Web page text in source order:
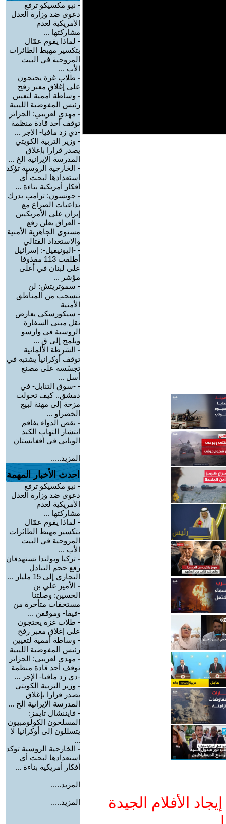
الأفلام الجيدة
- نيو مكسيكو ترفع
دعوى ضد وزارة العدل
الأمريكية لعدم
مشاركتها ...
- لماذا يقوم عمّال
بتكسير مهبط الطائرات
المروحية في البيت
الأب ...
- طلاب غزة يحتجون
على إغلاق معبر رفح
- وساطة أممية لتعيين
رئيس المفوضية الليبية
- مهدي لعريبي: الجزائر
توقف أحد قادة منظمة
-دي زد مافيا- الإجر ...
- وزير التربية الكويتي
يصدر قرارا بإغلاق
المدرسة الإيرانية الخ ...
- الخارجية الروسية تؤكد
استعدادها لبحث أي
أفكار أمريكية بناءة ...
- جونسون: ترامب يدرك
تداعيات الصراع مع
إيران على الأمريكيين
- العراق يعلن رفع
مستوى الجاهزية الأمنية
والاستعداد القتالي
- -اليونيفيل-: إسرائيل
أطلقت 113 مقذوفا
على لبنان في أعلى
مؤشر ...
- سموتريتش: لن
ننسحب من المناطق
الأمنية
- سيكورسكي يعارض
نقل مبنى السفارة
الروسية في وارسو
ويلمح إلى ق ...
- الشرطة الألمانية
توقف أوكرانياً يشتبه في
تجسّسه على مصنع
أسل ...
- -سوق التنابل- في
دمشق.. كيف تحولت
مزحة إلى مهنة لبيع
الخضراو ...
- نقص الدواء يفاقم
انتشار التهاب الكبد
الوبائي في أفغانستان
المزيد.....
احدث الأخبار المهمة
- نيو مكسيكو ترفع
دعوى ضد وزارة العدل
الأمريكية لعدم
مشاركتها ...
- لماذا يقوم عمّال
بتكسير مهبط الطائرات
المروحية في البيت
الأب ...
- تركيا وبولندا تستهدفان
رفع حجم التبادل
التجاري إلى 15 مليار ...
- الأمير علي بن
الحسين: وصلتنا
مستحقات متأخرة من
-فيفا- وموقفن ...
- طلاب غزة يحتجون
على إغلاق معبر رفح
- وساطة أممية لتعيين
رئيس المفوضية الليبية
- مهدي لعريبي: الجزائر
توقف أحد قادة منظمة
-دي زد مافيا- الإجر ...
- وزير التربية الكويتي
يصدر قرارا بإغلاق
المدرسة الإيرانية الخ ...
- فايننشال تايمز:
المسلحون الكولومبيون
يتسللون إلى أوكرانيا لإ
...
- الخارجية الروسية تؤكد
استعدادها لبحث أي
أفكار أمريكية بناءة ...
المزيد.....
المزيد.....